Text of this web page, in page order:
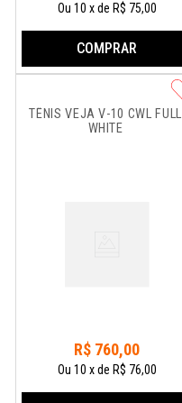
Ou 10 xde R$ 75,00
COMPRAR
TÊNIS VEJA V-10 CWL FULL
WHITE
R$ 760,00
Ou 10 xde R$ 76,00